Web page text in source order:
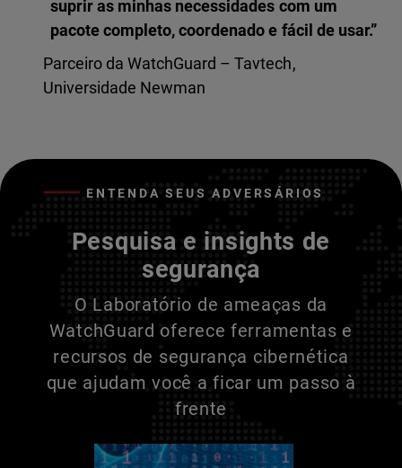
suprir as minhas necessidades com um
pacote completo, coordenado e fácil de usar.”
Parceiro da WatchGuard – Tavtech,
Universidade Newman
ENTENDA SEUS ADVERSÁRIOS
Pesquisa e insights de
segurança
O Laboratório de ameaças da
WatchGuard oferece ferramentas e
recursos de segurança cibernética
que ajudam você a ficar um passo à
frente